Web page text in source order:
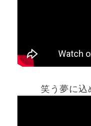
笑う夢に込